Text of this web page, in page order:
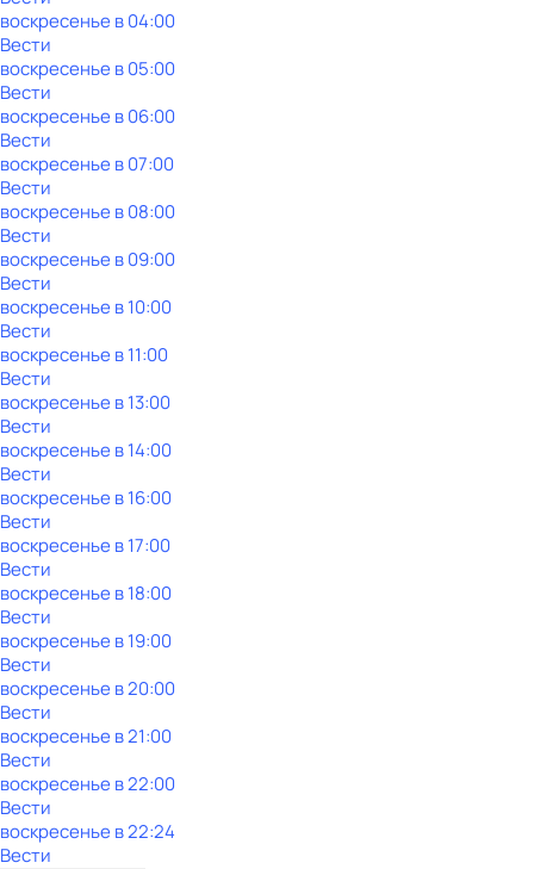
воскресенье в04:00
Вести
воскресенье в05:00
Вести
воскресенье в06:00
Вести
воскресенье в07:00
Вести
воскресенье в08:00
Вести
воскресенье в09:00
Вести
воскресенье в10:00
Вести
воскресенье в11:00
Вести
воскресенье в13:00
Вести
воскресенье в14:00
Вести
воскресенье в16:00
Вести
воскресенье в17:00
Вести
воскресенье в18:00
Вести
воскресенье в19:00
Вести
воскресенье в20:00
Вести
воскресенье в21:00
Вести
воскресенье в22:00
Вести
воскресенье в22:24
Вести